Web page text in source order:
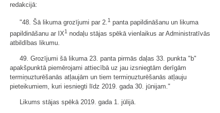
redakcijā:
"48. Šā likuma grozījumi par 2. 1 panta papildināšanu un likuma
papildināšanu ar IX1 nodaļu stājas spēkā vienlaikus ar Administratīvās
atbildības likumu.
49. Grozījumi šā likuma 23. panta pirmās daļas 33. punkta "b"
apakšpunktā piemērojami attiecībā uz jau izsniegtām derīgām
termiņuzturēšanās atļaujām un tiem termiņuzturēšanās atļauju
pieteikumiem, kuri iesniegti līdz 2019. gada 30. jūnijam."
Likums stājas spēkā 2019. gada 1. jūlijā.